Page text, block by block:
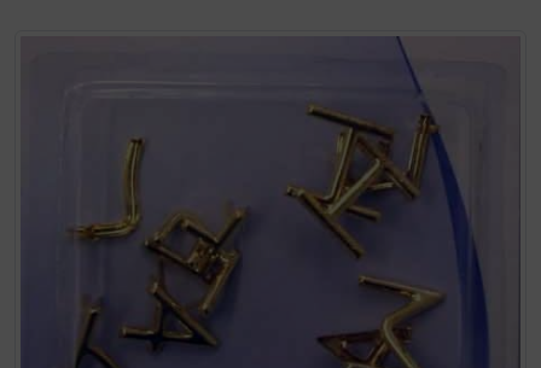
Wenn mehr als ein Produktbild existiert, können Sie die